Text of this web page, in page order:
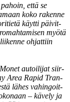
että se
koko rakenne
käyt­ti päivit­
myötä
ohjat­ti­in
Mon­et autoil­i­jat siir­
Area Rapid Tran­
läh­es vahin­goit­
– käve­ly ja